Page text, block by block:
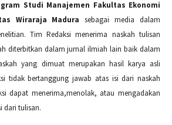
Studi Manajemen Fakultas Ekonomi
Wiraraja Madura sebagai media dalam
Tim Redaksi menerima naskah tulisan
diterbitkan dalam jurnal ilmiah lain baik dalam
yang dimuat merupakan hasil karya asli
tidak bertanggung jawab atas isi dari naskah
dapat menerima,menolak, atau mengadakan
dari tulisan.